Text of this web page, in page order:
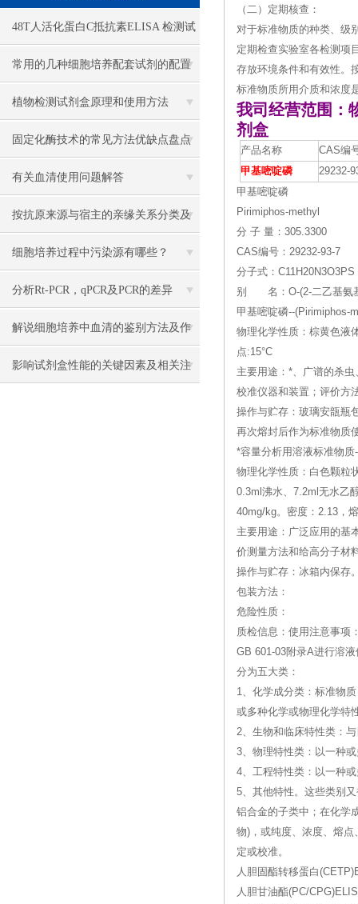
48T人活化蛋白C抵抗素ELISA 检测试
剂盒
常用的几种细胞培养配套试剂的配置
植物检测试剂盒原理和使用方法
固定化酶技术的常见方法优缺点盘点
有关血清使用问题解答
按抗原来源与宿主的亲缘关系分类及
其制备的方法
细胞培养过程中污染源有哪些？
分析Rt-PCR，qPCR及PCR的差异
解说细胞培养中血清的鉴别方法及作
用
影响试剂盒性能的关键因素及相关注
（二）定期核查：
对于标准物质的种类、级
定期检查实验室各检测项
存放环境条件和有效性。
标准物质所用介质和浓度
我司经营范围：
剂盒
产品名称
CAS编
甲基嘧啶磷
29232-
甲基嘧啶磷
Pirimiphos-methyl
分 子 量：305.3300
CAS编号：29232-93-7
分子式：C11H20N3O3PS
别 名：O-(2-二乙基氨基
甲基嘧啶磷--(Pirimiphos-
物理化学性质：棕黄色液
点:15°C
主要用途：*、广谱的杀
校准仪器和装置；评价方
操作与贮存：玻璃安瓿瓶
再次熔封后作为标准物质
*容量分析用溶液标准物
物理化学性质：白色颗粒
0.3ml沸水、7.2ml无水乙
40mg/kg。密度：2.13，
主要用途：广泛应用的基
价测量方法和给高分子材
操作与贮存：冰箱内保存
包装方法：
危险性质：
质检信息：使用注意事项
GB 601-03附录A进行溶
分为五大类：
1、化学成分类：标准物
或多种化学或物理化学特
2、生物和临床特性类：
3、物理特性类：以一种
4、工程特性类：以一种
5、其他特性。这些类别
铝合金的子类中；在化学
物)，或纯度、浓度、熔
定或校准。
人胆固酯转移蛋白
人胆甘油酯(PC/